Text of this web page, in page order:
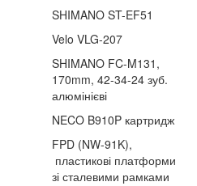
SHIMANO ST-EF51
Velo VLG-207
SHIMANO FC-M131,
170mm, 42-34-24 зуб.
алюмінієві
NECO B910P картридж
FPD (NW-91K),
пластикові платформи
зі сталевими рамками